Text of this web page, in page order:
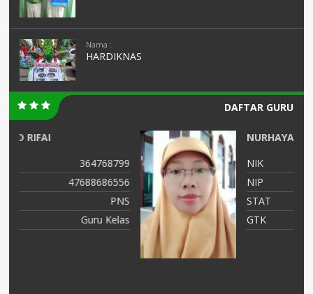
Nama :
HARDIKNAS
DAFTAR GURU
NURHAYATI, S.Pd
NIK
3575017006720005
NIP
197206302005012001
STAT
GTK
Guru Kelas